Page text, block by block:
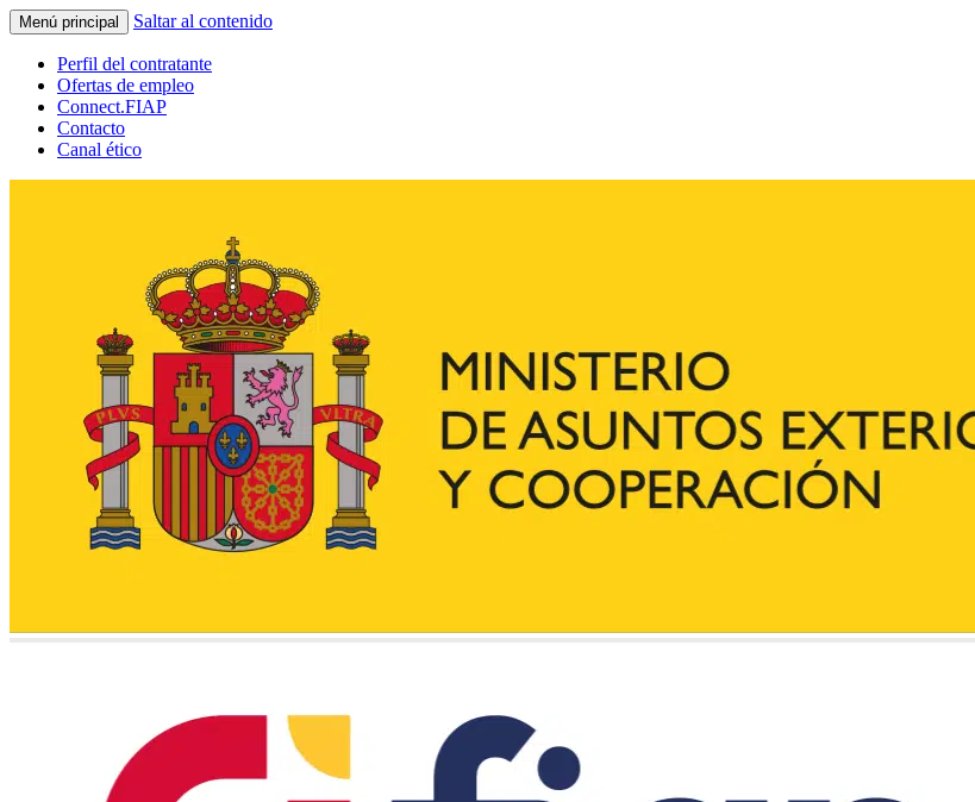
Menú principal Saltar al contenido
Perfil del contratante
Ofertas de empleo
Connect.FIAP
Contacto
Canal ético